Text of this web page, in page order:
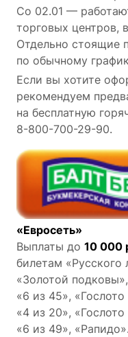
Со 02.01 —
торговых центров,
Отдельно стоящие
по обычному
Если вы хотите
рекомендуем
на бесплатную
8-800-700-29-90.
«Евросеть»
Выплаты до 10 000
билетам
«Золотой
«6 из 45»,
«4 из 20»,
«6 из 49», «Рапидо».